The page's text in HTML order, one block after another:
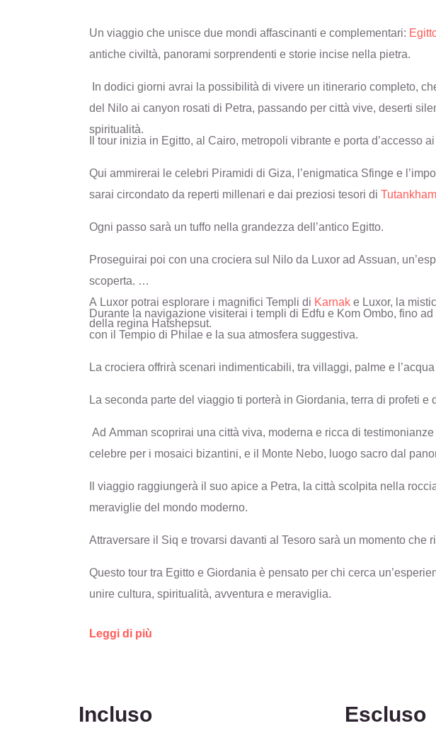
Un viaggio che unisce due mondi affascinanti e complementari:
antiche civiltà, panorami sorprendenti e storie incise nella pietra.
In dodici giorni avrai la possibilità di vivere un itinerario completo,
del Nilo ai canyon rosati di Petra, passando per città vive, deserti
spiritualità.
Il tour inizia in Egitto, al Cairo, metropoli vibrante e porta d’accesso
Qui ammirerai le celebri Piramidi di Giza, l’enigmatica Sfinge e
sarai circondato da reperti millenari e dai preziosi tesori di
Ogni passo sarà un tuffo nella grandezza dell’antico Egitto.
Proseguirai poi con una crociera sul Nilo da Luxor ad Assuan,
scoperta.
A Luxor potrai esplorare i magnifici Templi di Karnak e Luxor, la
della regina Hatshepsut.
Durante la navigazione visiterai i templi di Edfu e Kom Ombo, fino
con il Tempio di Philae e la sua atmosfera suggestiva.
La crociera offrirà scenari indimenticabili, tra villaggi, palme e
La seconda parte del viaggio ti porterà in Giordania, terra di profeti e
Ad Amman scoprirai una città viva, moderna e ricca di
celebre per i mosaici bizantini, e il Monte Nebo, luogo sacro dal
Il viaggio raggiungerà il suo apice a Petra, la città scolpita nella
meraviglie del mondo moderno.
Attraversare il Siq e trovarsi davanti al Tesoro sarà un momento che
Questo tour tra Egitto e Giordania è pensato per chi cerca
unire cultura, spiritualità, avventura e meraviglia.
Leggi di più
Incluso Escluso